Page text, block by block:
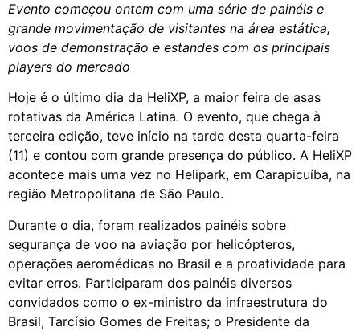
Evento começou ontem com uma série de painéis e
grande movimentação de visitantes na área estática,
voos de demonstração e estandes com os principais
players do mercado
Hoje é o último dia da HeliXP, a maior feira de asas
rotativas da América Latina. O evento, que chega à
terceira edição, teve início na tarde desta quarta-feira
(11) e contou com grande presença do público. A HeliXP
acontece mais uma vez no Helipark, em Carapicuíba, na
região Metropolitana de São Paulo.
Durante o dia, foram realizados painéis sobre
segurança de voo na aviação por helicópteros,
operações aeromédicas no Brasil e a proatividade para
evitar erros. Participaram dos painéis diversos
convidados como o ex-ministro da infraestrutura do
Brasil, Tarcísio Gomes de Freitas; o Presidente da